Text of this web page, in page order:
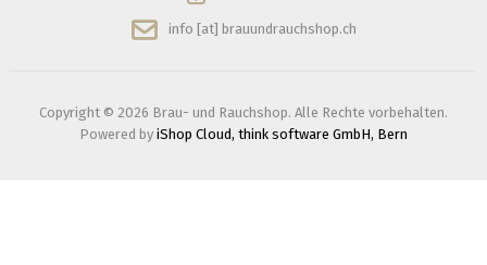
info [at] brauundrauchshop.ch
Copyright © 2026 Brau- und Rauchshop. Alle Rechte vorbehalten.
Powered by iShop Cloud, think software GmbH, Bern